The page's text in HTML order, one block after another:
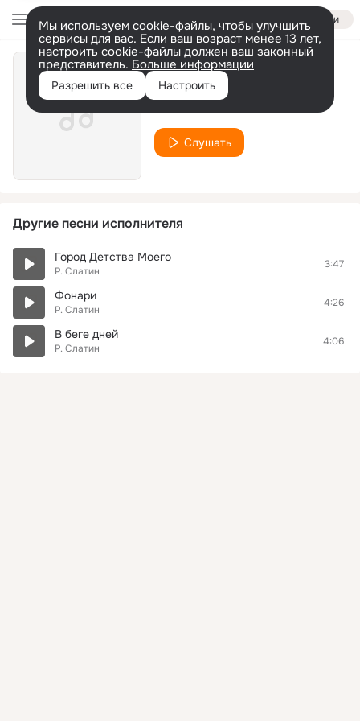
Войти
Мы используем cookie-файлы, чтобы улучшить
сервисы для вас. Если ваш возраст менее 13 лет,
настроить cookie-файлы должен ваш законный
представитель. Больше информации
Разрешить все Настроить
На восток
Слушать
Другие песни исполнителя
Город Детства Моего
Р. Слатин
3:47
Фонари
Р. Слатин
4:26
В беге дней
Р. Слатин
4:06